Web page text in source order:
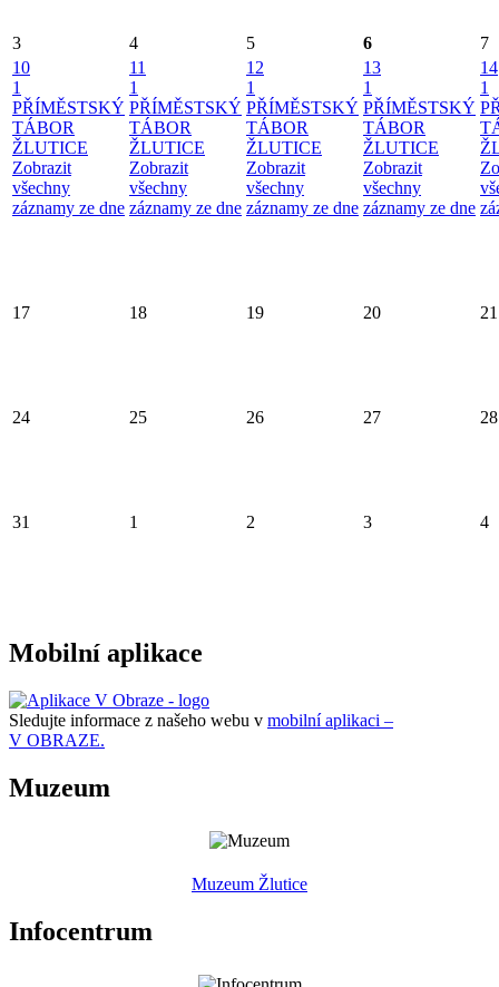
3 4 5 6
7
10
1
PŘÍMĚSTSKÝ
TÁBOR
ŽLUTICE
Zobrazit
všechny
záznamy ze dne
11
1
PŘÍMĚSTSKÝ
TÁBOR
ŽLUTICE
Zobrazit
všechny
záznamy ze dne
12
1
PŘÍMĚSTSKÝ
TÁBOR
ŽLUTICE
Zobrazit
všechny
záznamy ze dne
13
1
PŘÍMĚSTSKÝ
TÁBOR
ŽLUTICE
Zobrazit
všechny
záznamy ze dne
14
1
17 18 19 20 21
24 25 26 27 28
31 1 2 3 4
Mobilní aplikace
Sledujte informace z našeho webu v mobilní aplikaci –
V OBRAZE.
Muzeum
Muzeum Žlutice
Infocentrum